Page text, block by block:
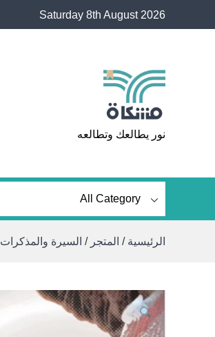
Saturday 8th August 2026
مشكاة
نور يطالعك وتطالعه
الرئيسية / المتجر / السيرة والمذكرات